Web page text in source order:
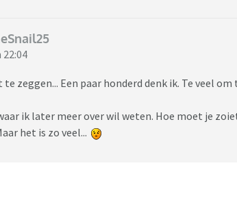
zeggen... Een paar honderd denk ik. Te veel
ik later meer over wil weten. Hoe moet je
het is zo veel...